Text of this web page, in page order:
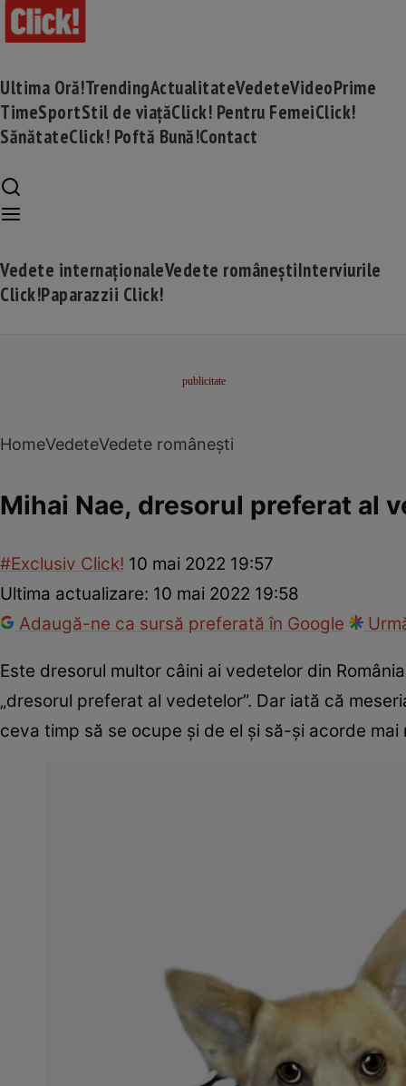
Ultima Oră!TrendingActualitateVedeteVideoPrime
TimeSportStil de viațăClick! Pentru FemeiClick!
SănătateClick! Poftă Bună!Contact
Vedete internaționaleVedete româneștiInterviurile
Click!Paparazzii Click!
HomeVedeteVedete românești
Mihai Nae, dresorul preferat al
#Exclusiv Click! 10 mai 2022 19:57
Ultima actualizare: 10 mai 2022 19:58
Adaugă-ne ca sursă preferată în Google
Este dresorul multor câini ai vedetelor din
„dresorul preferat al vedetelor”. Dar iată că
ceva timp să se ocupe și de el și să-și acorde mai